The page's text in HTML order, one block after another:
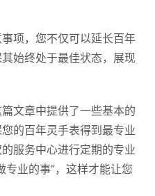
项，您不仅可以延长百年
始终处于最佳状态，展现
文章中提供了一些基本的
的百年灵手表得到最专业
服务中心进行定期的专业
专业的事”，这样才能让您
关闭
约
到店即享服务